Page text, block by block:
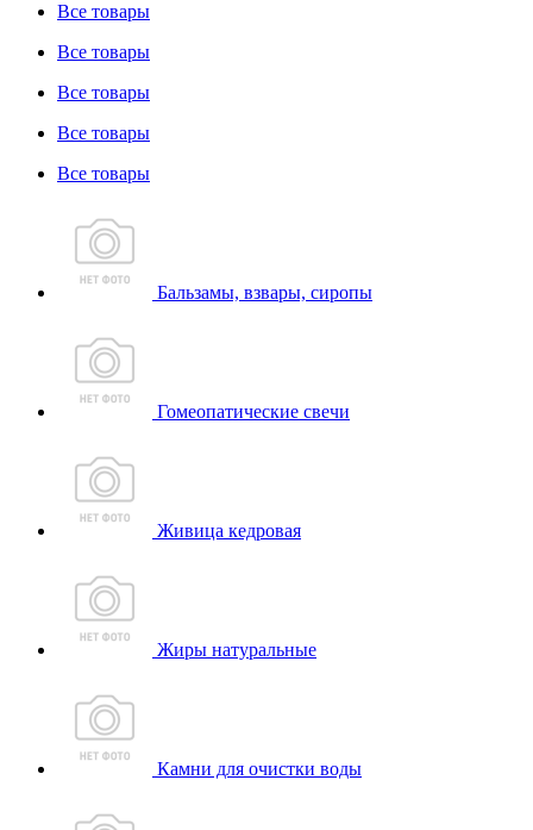
Все товары
Все товары
Все товары
Все товары
Все товары
Бальзамы, взвары, сиропы
Гомеопатические свечи
Живица кедровая
Жиры натуральные
Камни для очистки воды